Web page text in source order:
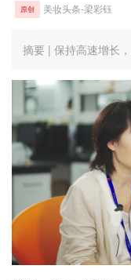
原创 美妆头条-梁彩钰
摘要 | 保持高速增长